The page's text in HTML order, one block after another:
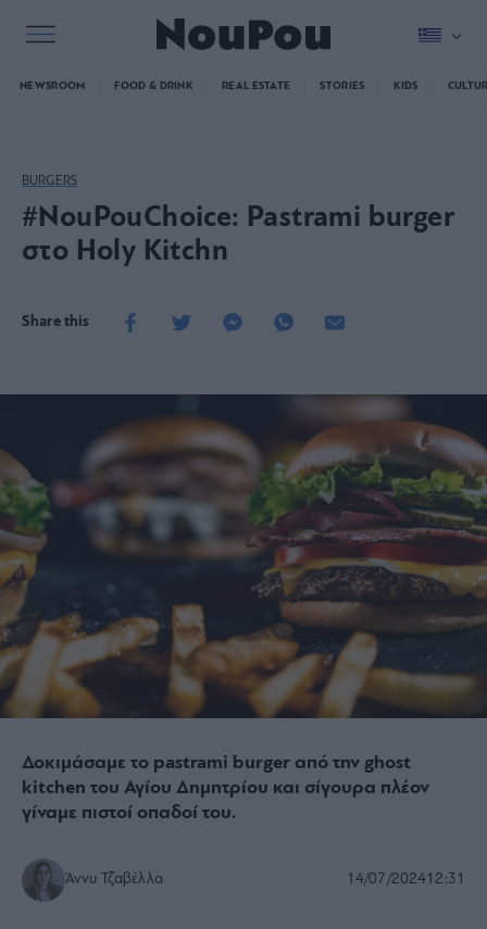
NEWSROOM FOOD & DRINK REAL ESTATE STORIES KIDS
BURGERS
#NouPouChoice: Pastrami burger
στο Holy Kitchn
Share this
Δοκιμάσαμε το pastrami burger από την ghost
kitchen του Αγίου Δημητρίου και σίγουρα πλέον
γίναμε πιστοί οπαδοί του.
Άννυ Τζαβέλλα 14/07/202412:31